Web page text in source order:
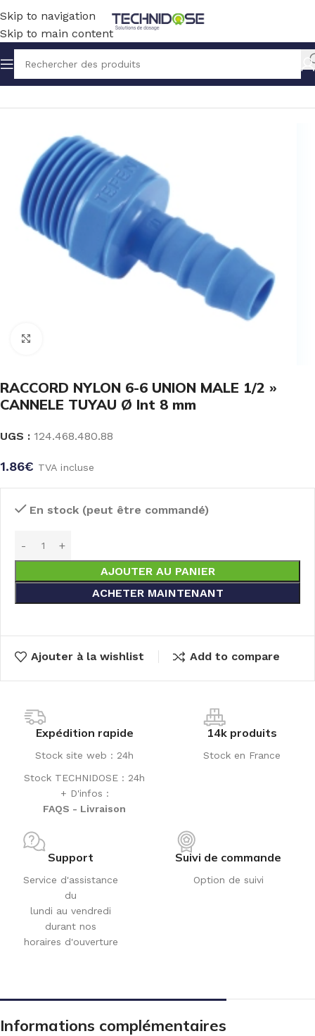
Skip to navigation
Skip to main content
Accueil TUYAUX ET RACCORDS RACCORDS NYLON
RACCORD NYLON 6-6 UNION MALE 1/2 »
CANNELE TUYAU Ø Int 8 mm
UGS : 124.468.480.88
1.86€ TVA incluse
En stock (peut être commandé)
AJOUTER AU PANIER
ACHETER MAINTENANT
Ajouter à la wishlist Add to compare
Expédition rapide
Stock site web : 24h
Stock TECHNIDOSE : 24h
+ D'infos :
FAQS - Livraison
14k produits
Stock en France
Support
Service d'assistance
du
lundi au vendredi
durant nos
horaires d'ouverture
Suivi de commande
Option de suivi
Informations complémentaires